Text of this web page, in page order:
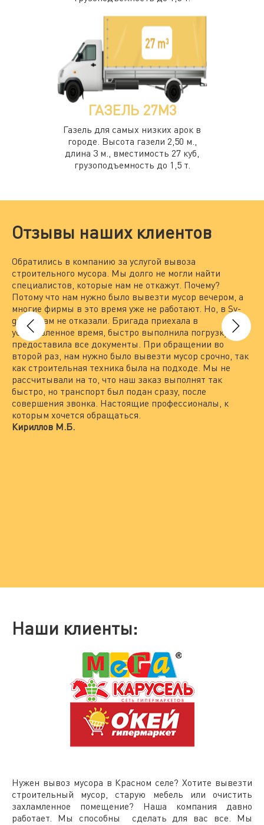
ГАЗЕЛЬ 27М3
Газель для самых низких арок в
городе. Высота газели 2,50 м.,
длина 3 м., вместимость 27 куб,
грузоподъемность до 1,5 т.
Отзывы наших клиентов
Обратились в компанию за услугой вывоза
строительного мусора. Мы долго не могли найти
специалистов, которые нам не откажут. Почему?
Потому что нам нужно было вывезти мусор вечером, а
многие фирмы в это время уже не работают. Но, в Sv-
group нам не отказали. Бригада приехала в
установленное время, быстро выполнила погрузку и
предоставила все документы. При обращении во
второй раз, нам нужно было вывезти мусор срочно, так
как строительная техника была на подходе. Мы не
рассчитывали на то, что наш заказ выполнят так
быстро, но транспорт был подан сразу, после
совершения звонка. Настоящие профессионалы, к
которым хочется обращаться.
Кириллов М.Б.
Наши клиенты:
Нужен вывоз мусора в Красном селе? Хотите вывезти
строительный мусор, старую мебель или очистить
захламленное помещение? Наша компания давно
работает. Мы способны сделать для вас все. Мы